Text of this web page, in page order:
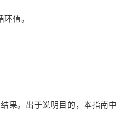
值。
果。出于说明目的，本指南中